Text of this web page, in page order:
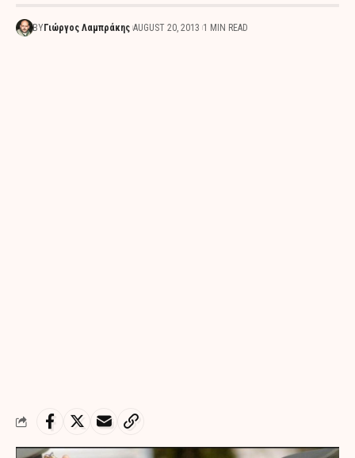
BY Γιώργος Λαμπράκης AUGUST 20, 2013 1 MIN READ